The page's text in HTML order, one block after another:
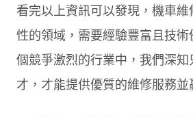
看完以上資訊可以發現，機車
性的領域，需要經驗豐富且技
個競爭激烈的行業中，我們深知
才，才能提供優質的維修服務並